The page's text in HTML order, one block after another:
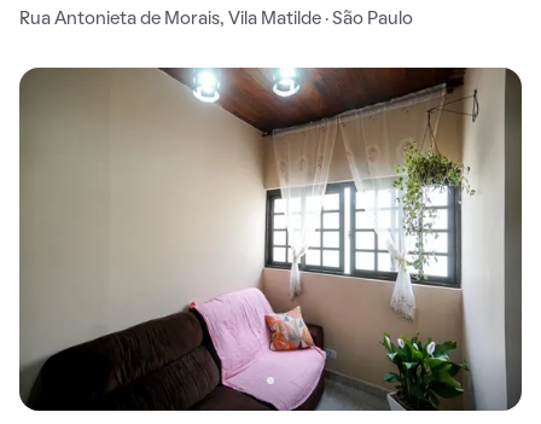
Rua Antonieta de Morais, Vila Matilde · São Paulo